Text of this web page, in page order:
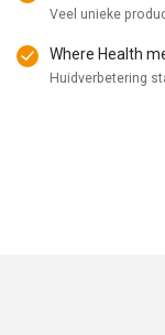
Veel unieke
Where Health
Huidverbetering